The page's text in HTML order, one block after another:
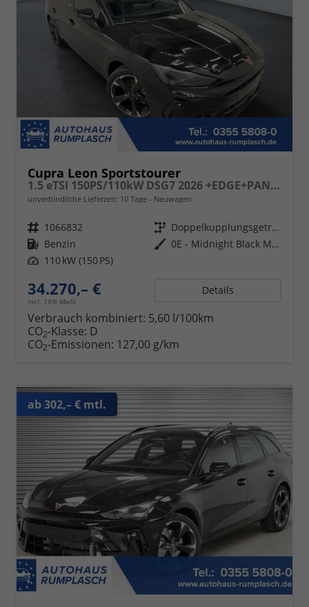
Cupra Leon Sportstourer
1.5 eTSI 150PS/110kW DSG7 2026 +EDGE+PANO+INTELLIGENT DRIVE
unverbindliche Lieferzeit: 10 Tage Neuwagen
Fahrzeugnr. 1066832 Getriebe
Doppelkupplungsgetriebe (DSG)
Kraftstoff Benzin Außenfarbe
0E - Midnight Black Met.
Leistung 110 kW (150 PS)
34.270,– €
incl. 19% MwSt.
Details
Verbrauch kombiniert: 5,60 l/100km
CO2-Klasse: D
CO2-Emissionen: 127,00 g/km
ab 302,– € mtl.